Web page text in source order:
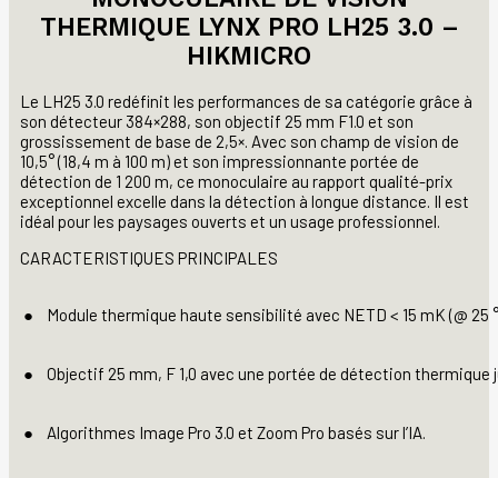
THERMIQUE LYNX PRO LH25 3.0 –
HIKMICRO
Le LH25 3.0 redéfinit les performances de sa catégorie grâce à
son détecteur 384×288, son objectif 25 mm F1.0 et son
grossissement de base de 2,5×. Avec son champ de vision de
10,5° (18,4 m à 100 m) et son impressionnante portée de
détection de 1 200 m, ce monoculaire au rapport qualité-prix
exceptionnel excelle dans la détection à longue distance. Il est
idéal pour les paysages ouverts et un usage professionnel.
CARACTERISTIQUES PRINCIPALES
● Module thermique haute sensibilité avec NETD < 15 mK (@ 25
● Objectif 25 mm, F 1,0 avec une portée de détection thermique
● Algorithmes Image Pro 3.0 et Zoom Pro basés sur l’IA.